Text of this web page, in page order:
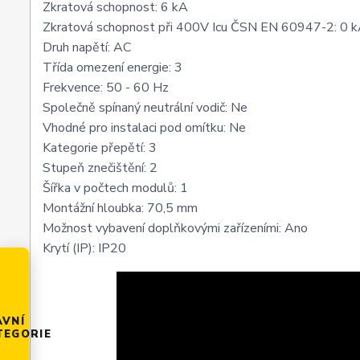
Zkratová schopnost: 6 kA
Zkratová schopnost při 400V Icu ČSN EN 60947-2: 0
Druh napětí: AC
Třída omezení energie: 3
Frekvence: 50 - 60 Hz
Společně spínaný neutrální vodič: Ne
Vhodné pro instalaci pod omítku: Ne
Kategorie přepětí: 3
Stupeň znečištění: 2
Šířka v počtech modulů: 1
Montážní hloubka: 70,5 mm
Možnost vybavení doplňkovými zařízeními: Ano
Krytí (IP): IP20